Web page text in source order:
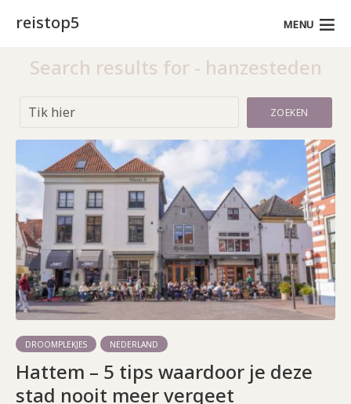
reistop5 MENU
Search results for - hanzesteden
ZOEKEN
DROOMPLEKJES NEDERLAND
Hattem – 5 tips waardoor je deze
stad nooit meer vergeet